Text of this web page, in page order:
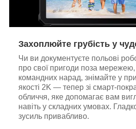
Захоплюйте грубість у
Чи ви документуєте польові
про свої пригоди поза
командних нарад, знімайте у
якості 2K — тепер зі смарт-
обличчя, яке допомагає вам
навіть у складних умовах.
зусиль привабливо.